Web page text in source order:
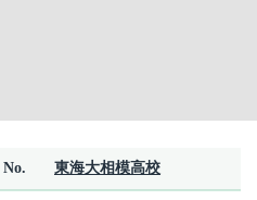
No. 東海大相模高校